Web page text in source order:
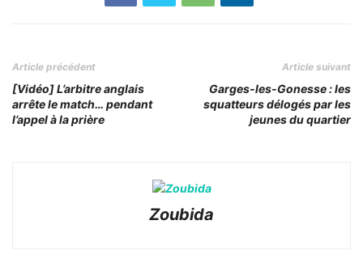
Article précédent
[Vidéo] L’arbitre anglais
arrête le match… pendant
l’appel à la prière
Article suivant
Garges-les-Gonesse : les
squatteurs délogés par les
jeunes du quartier
Zoubida